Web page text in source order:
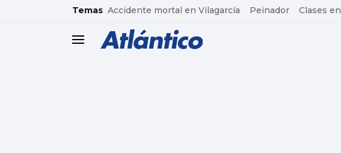
common.go-to-content
Temas Accidente mortal en Vilagarcía Peinador Clases
header.menu.open